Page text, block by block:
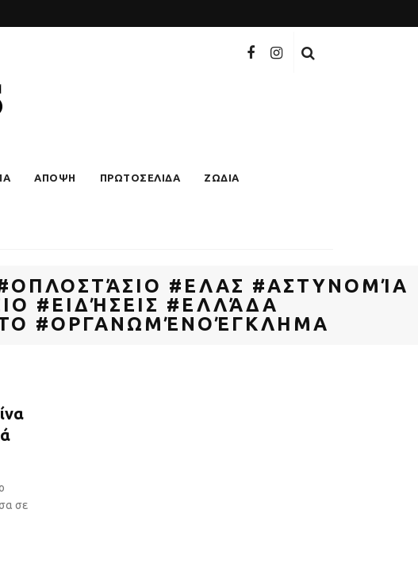
ΑΠΟΨΗ ΠΡΩΤΟΣΕΛΙΔΑ ΖΩΔΙΑ
#ΕΛΑΣ #ΑΣΤΥΝΟΜΊΑ
#ΕΙΔΉΣΕΙΣ #ΕΛΛΆΔΑ
#ΟΡΓΑΝΩΜΈΝΟΈΓΚΛΗΜΑ
σε